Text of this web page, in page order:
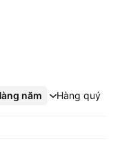
năm Hàng quý
thêm